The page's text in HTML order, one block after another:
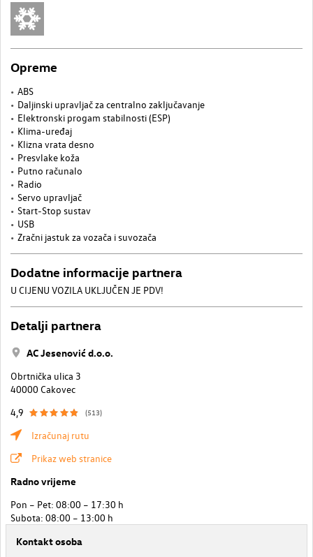
Opreme
ABS
Daljinski upravljač za centralno zaključavanje
Elektronski progam stabilnosti (ESP)
Klima-uređaj
Klizna vrata desno
Presvlake koža
Putno računalo
Radio
Servo upravljač
Start-Stop sustav
USB
Zračni jastuk za vozača i suvozača
Dodatne informacije partnera
U CIJENU VOZILA UKLJUČEN JE PDV!
Detalji partnera
AC Jesenović d.o.o.
Obrtnička ulica 3
40000 Cakovec
4,9
(513)
Izračunaj rutu
Prikaz web stranice
Radno vrijeme
Pon – Pet: 08:00 – 17:30 h
Subota: 08:00 – 13:00 h
Kontakt osoba